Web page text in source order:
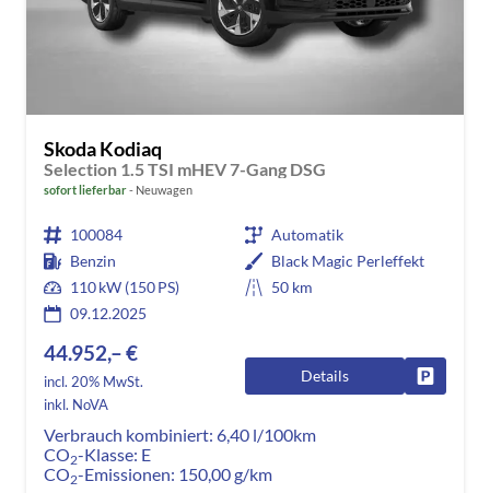
Skoda Kodiaq
Selection 1.5 TSI mHEV 7-Gang DSG
sofort lieferbar Neuwagen
100084
Automatik
Benzin
Black Magic Perleffekt
110 kW (150 PS)
50 km
09.12.2025
44.952,– €
incl. 20% MwSt.
inkl. NoVA
Details
Verbrauch kombiniert: 6,40 l/100km
CO2-Klasse: E
CO2-Emissionen: 150,00 g/km